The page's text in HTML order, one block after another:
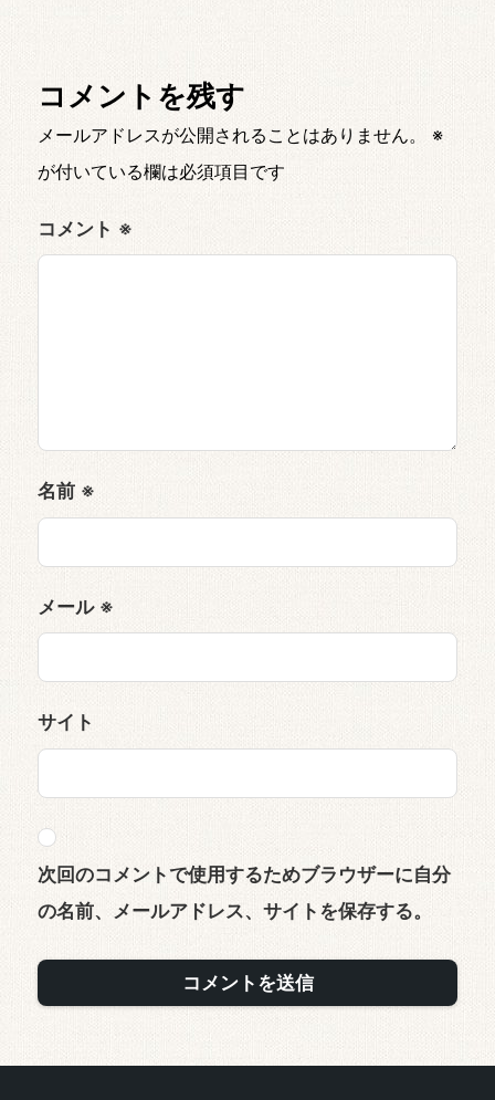
コメントを残す
メールアドレスが公開されることはありません。
※
が付いている欄は必須項目です
コメント ※
名前 ※
メール ※
サイト
次回のコメントで使用するためブラウザーに自分
の名前、メールアドレス、サイトを保存する。